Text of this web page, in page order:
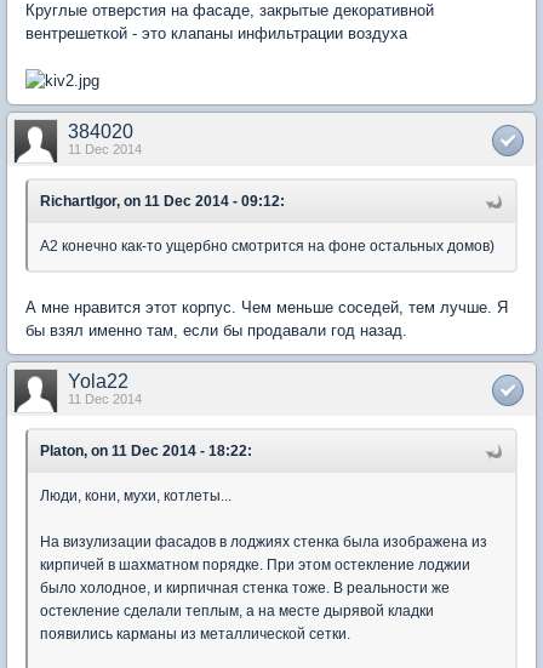
Круглые отверстия на фасаде, закрытые декоративной
вентрешеткой - это клапаны инфильтрации воздуха
384020
11 Dec 2014
RichartIgor, on 11 Dec 2014 - 09:12:
А2 конечно как-то ущербно смотрится на фоне остальных домов)
А мне нравится этот корпус. Чем меньше соседей, тем лучше. Я
бы взял именно там, если бы продавали год назад.
Yola22
11 Dec 2014
Platon, on 11 Dec 2014 - 18:22:
Люди, кони, мухи, котлеты...
На визулизации фасадов в лоджиях стенка была изображена из
кирпичей в шахматном порядке. При этом остекление лоджии
было холодное, и кирпичная стенка тоже. В реальности же
остекление сделали теплым, а на месте дырявой кладки
появились карманы из металлической сетки.